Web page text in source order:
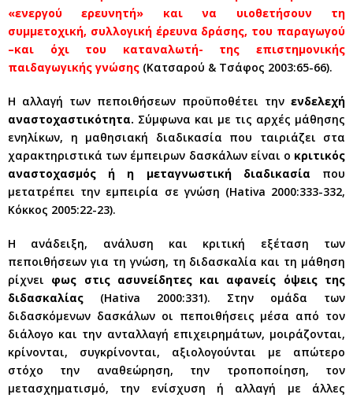
«ενεργού ερευνητή» και να υιοθετήσουν τη
συμμετοχική, συλλογική έρευνα δράσης, του παραγωγού
–και όχι του καταναλωτή- της επιστημονικής
παιδαγωγικής γνώσης (Κατσαρού & Τσάφος 2003:65-66).
Η αλλαγή των πεποιθήσεων προϋποθέτει την ενδελεχή
αναστοχαστικότητα. Σύμφωνα και με τις αρχές μάθησης
ενηλίκων, η μαθησιακή διαδικασία που ταιριάζει στα
χαρακτηριστικά των έμπειρων δασκάλων είναι ο κριτικός
αναστοχασμός ή η μεταγνωστική διαδικασία που
μετατρέπει την εμπειρία σε γνώση (Hativa 2000:333-332,
Κόκκος 2005:22-23).
Η ανάδειξη, ανάλυση και κριτική εξέταση των
πεποιθήσεων για τη γνώση, τη διδασκαλία και τη μάθηση
ρίχνει φως στις ασυνείδητες και αφανείς όψεις της
διδασκαλίας (Hativa 2000:331). Στην ομάδα των
διδασκόμενων δασκάλων οι πεποιθήσεις μέσα από τον
διάλογο και την ανταλλαγή επιχειρημάτων, μοιράζονται,
κρίνονται, συγκρίνονται, αξιολογούνται με απώτερο
στόχο την αναθεώρηση, την τροποποίηση, τον
μετασχηματισμό, την ενίσχυση ή αλλαγή με άλλες